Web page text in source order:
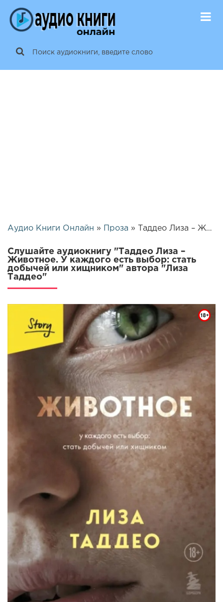
Аудио Книги Онлайн » Проза » Таддео Лиза – Животное. У каждого есть выбор: стать добычей или хищником | 25734
Слушайте аудиокнигу "Таддео Лиза –
Животное. У каждого есть выбор: стать
добычей или хищником" автора "Лиза
Таддео"